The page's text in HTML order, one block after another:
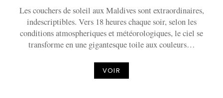
Les couchers de soleil aux Maldives sont extraordinaires,
indescriptibles. Vers 18 heures chaque soir, selon les
conditions atmospheriques et météorologiques, le ciel se
transforme en une gigantesque toile aux couleurs…
VOIR